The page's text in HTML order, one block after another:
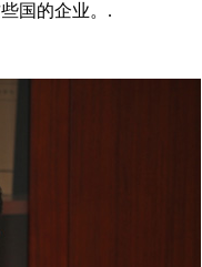
国的企业。.